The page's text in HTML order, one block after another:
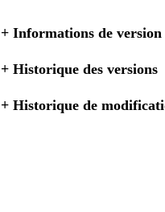
+Informations de version
+Historique des versions
+Historique de